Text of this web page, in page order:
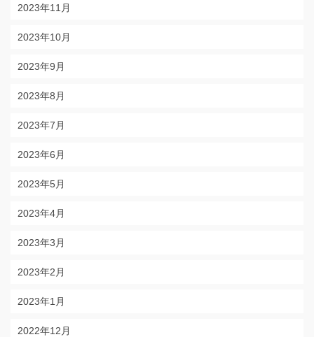
2023年11月
2023年10月
2023年9月
2023年8月
2023年7月
2023年6月
2023年5月
2023年4月
2023年3月
2023年2月
2023年1月
2022年12月